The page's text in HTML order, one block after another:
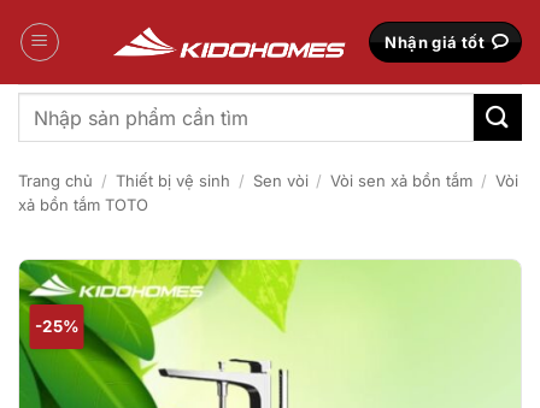
qua
Nhận giá tốt
Tìm
kiếm:
Trang chủ / Thiết bị vệ sinh / Sen vòi / Vòi sen xả bồn tắm / Vòi
xả bồn tắm TOTO
-25%